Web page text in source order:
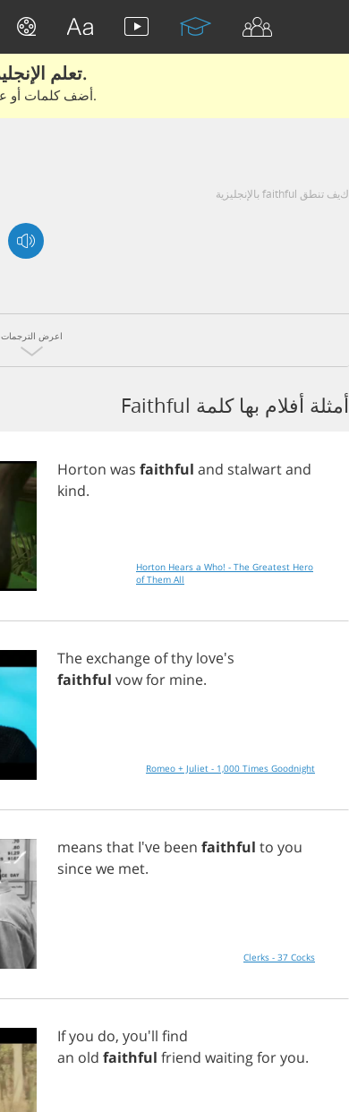
تعلم الإنجليزية الحقيقية من الأفلام والكتب.
أضف كلمات أو عبارات للتعلم والتدريب مع متعلمين آخرين.
كيف تنطق faithful بالإنجليزية
اعرض الترجمات
أمثلة أفلام بها كلمة Faithful
Horton was faithful and stalwartand
kind.
Horton Hears a Who! - The Greatest Hero
of Them All
The exchange ofthy love's
faithful vowfor mine.
Romeo + Juliet - 1,000 Times Goodnight
means that I've been faithful to you
sincewe met.
Clerks - 37 Cocks
Ifyou do, you'll find
an old faithful friend waitingforyou.